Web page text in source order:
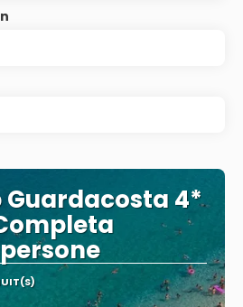
Guardacosta 4*
persone